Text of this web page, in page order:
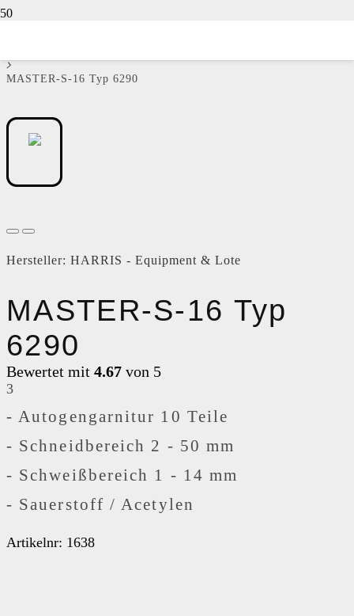
MASTER-S-16 Typ 6290
Hersteller: HARRIS - Equipment & Lote
MASTER-S-16 Typ
6290
Bewertet mit 4.67 von 5
3Kundenrezensionen
- Autogengarnitur 10 Teile
- Schneidbereich 2 - 50 mm
- Schweißbereich 1 - 14 mm
- Sauerstoff / Acetylen
Artikelnr: 1638